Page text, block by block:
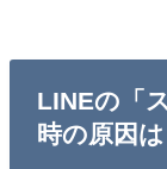
LINEの「
時の原因は